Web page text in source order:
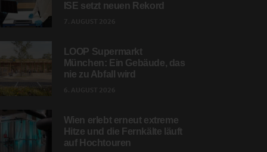
ISE setzt neuen Rekord
LOOP Supermarkt
München: Ein Gebäude, das
nie zu Abfall wird
Wien erlebt erneut extreme
Hitze und die Fernkälte läuft
auf Hochtouren